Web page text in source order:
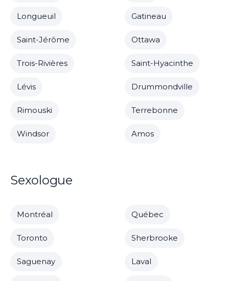
Longueuil Gatineau
Saint-Jérôme Ottawa
Trois-Rivières Saint-Hyacinthe
Lévis Drummondville
Rimouski Terrebonne
Windsor Amos
Sexologue
Montréal Québec
Toronto Sherbrooke
Saguenay Laval